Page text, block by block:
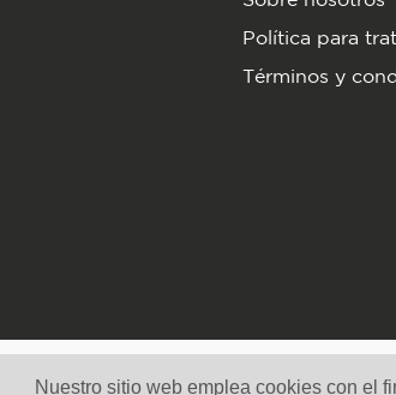
Nuestro sitio web emplea cookies con el
Política para
Términos y